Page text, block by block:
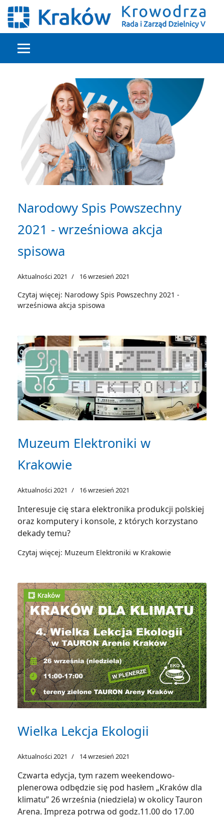
Głowna treść
Narodowy Spis Powszechny
2021 - wrześniowa akcja
spisowa
Aktualności 2021 16 wrzesień 2021
Czytaj więcej: Narodowy Spis Powszechny 2021 -
wrześniowa akcja spisowa
Muzeum Elektroniki w
Krakowie
Aktualności 2021 16 wrzesień 2021
Interesuje cię stara elektronika produkcji polskiej
oraz komputery i konsole, z których korzystano
dekady temu?
Czytaj więcej: Muzeum Elektroniki w Krakowie
Wielka Lekcja Ekologii
Aktualności 2021 14 wrzesień 2021
Czwarta edycja, tym razem weekendowo-
plenerowa odbędzie się pod hasłem „Kraków dla
klimatu” 26 września (niedziela) w okolicy Tauron
Arena. Impreza potrwa od godz.11.00 do 17.00